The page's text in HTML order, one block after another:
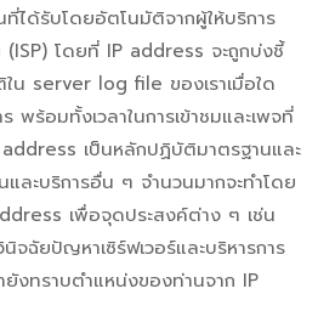
ได้รับโดยอัตโนมัติจากผู้ให้บริการ
(ISP) โดยที่ IP address จะถูกบ่งชี้
น server log file ของเราเมื่อใด
พร้อมทั้งเวลาในการเข้าชมและเพจที่
address เป็นหลักปฏิบัติมาตรฐานและ
ละบริการอื่น ๆ จำนวนมากจะทำโดย
เพื่อจุดประสงค์ต่าง ๆ เช่น
จฉัยปัญหาเซิร์ฟเวอร์และบริหารการ
ยังทราบตำแหน่งของท่านจาก IP